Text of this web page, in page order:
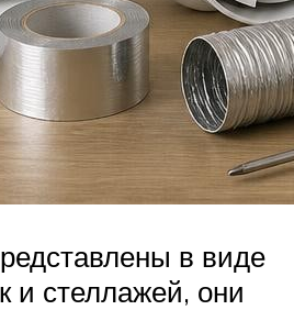
в виде
и стеллажей, они